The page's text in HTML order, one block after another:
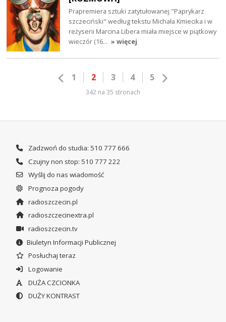
Prapremiera sztuki zatytułowanej "Paprykarz
szczeciński" według tekstu Michała Kmiecika i w
reżyserii Marcina Libera miała miejsce w piątkowy
wieczór (16… » więcej
1 2 3 4 5
342 na 35 stronach
Zadzwoń do studia: 510 777 666
Czujny non stop: 510 777 222
Wyślij do nas wiadomość
Prognoza pogody
radioszczecin.pl
radioszczecinextra.pl
radioszczecin.tv
Biuletyn Informacji Publicznej
Posłuchaj teraz
Logowanie
DUŻA CZCIONKA
DUŻY KONTRAST